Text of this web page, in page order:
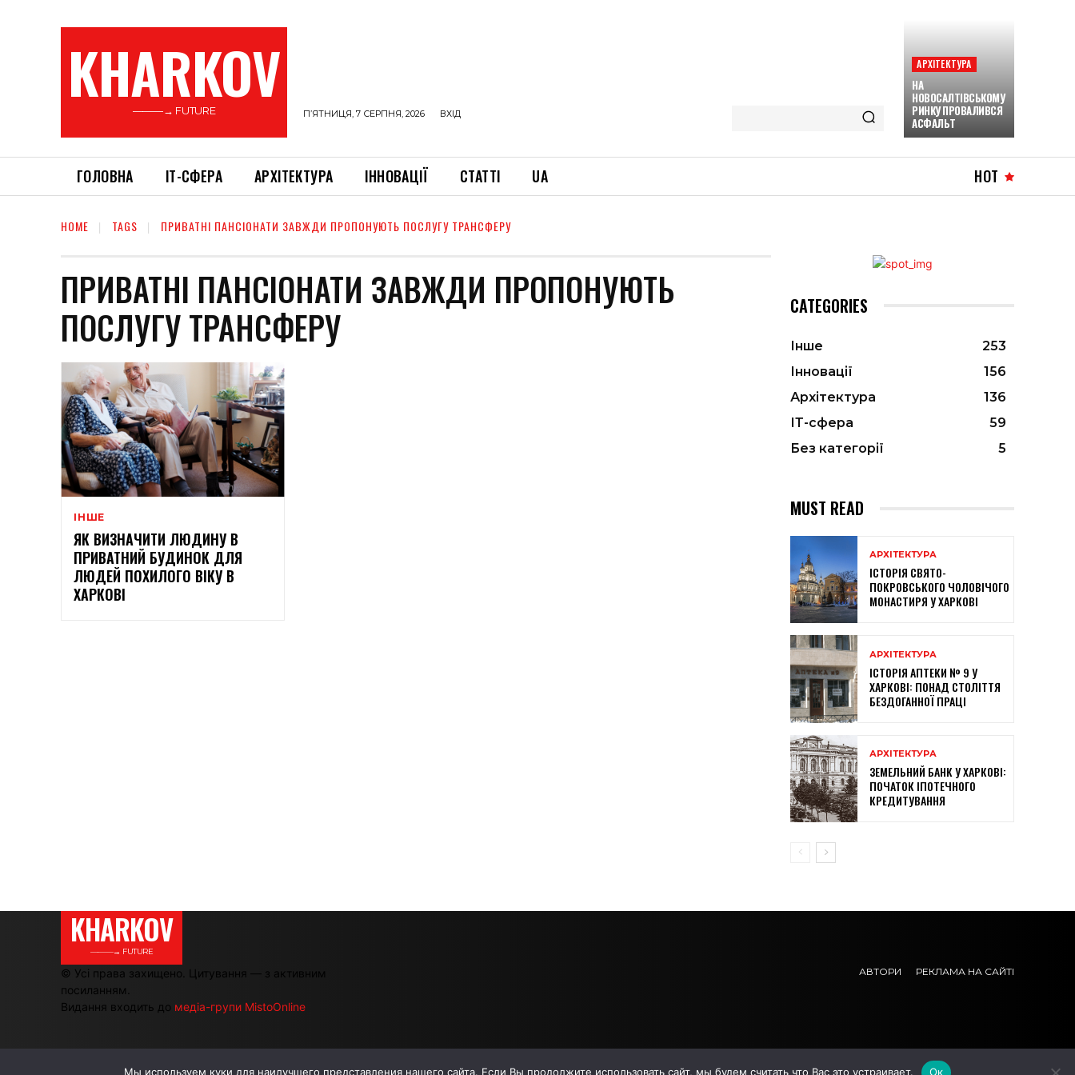
KHARKOV
———→ FUTURE П’ЯТНИЦЯ, 7 СЕРПНЯ, 2026 ВХІД
АРХІТЕКТУРА
НА
НОВОСАЛТІВСЬКОМУ
РИНКУ ПРОВАЛИВСЯ
АСФАЛЬТ
ГОЛОВНА ІТ-СФЕРА АРХІТЕКТУРА ІННОВАЦІЇ СТАТТІ UA HOT
HOME TAGS ПРИВАТНІ ПАНСІОНАТИ ЗАВЖДИ ПРОПОНУЮТЬ ПОСЛУГУ ТРАНСФЕРУ
ПРИВАТНІ ПАНСІОНАТИ ЗАВЖДИ ПРОПОНУЮТЬ
ПОСЛУГУ ТРАНСФЕРУ
ІНШЕ
ЯК ВИЗНАЧИТИ ЛЮДИНУ В
ПРИВАТНИЙ БУДИНОК ДЛЯ
ЛЮДЕЙ ПОХИЛОГО ВІКУ В
ХАРКОВІ
CATEGORIES
Інше
253
Інновації
156
Архітектура
136
ІТ-сфера
59
Без категорії
5
MUST READ
АРХІТЕКТУРА
ІСТОРІЯ СВЯТО-
ПОКРОВСЬКОГО ЧОЛОВІЧОГО
МОНАСТИРЯ У ХАРКОВІ
АРХІТЕКТУРА
ІСТОРІЯ АПТЕКИ № 9 У
ХАРКОВІ: ПОНАД СТОЛІТТЯ
БЕЗДОГАННОЇ ПРАЦІ
АРХІТЕКТУРА
ЗЕМЕЛЬНИЙ БАНК У ХАРКОВІ:
ПОЧАТОК ІПОТЕЧНОГО
КРЕДИТУВАННЯ
KHARKOV
———→ FUTURE
© Усі права захищено. Цитування — з активним
посиланням.
Видання входить до медіа-групи MistoOnline
АВТОРИ РЕКЛАМА НА САЙТІ
Мы используем куки для наилучшего представления нашего сайта. Если Вы продолжите использовать сайт, мы будем считать что Вас это устраивает. Ок